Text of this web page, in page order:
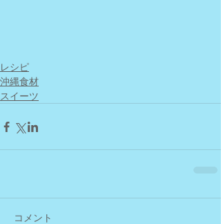
レシピ
沖縄食材
スイーツ
コメント